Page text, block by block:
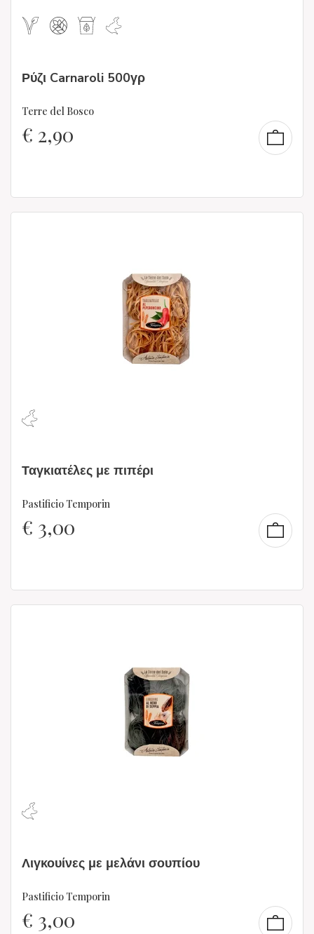
Ρύζι Carnaroli 500γρ
Terre del Bosco
€ 2,90
Ταγκιατέλες με πιπέρι
Pastificio Temporin
€ 3,00
Λιγκουίνες με μελάνι σουπίου
Pastificio Temporin
€ 3,00